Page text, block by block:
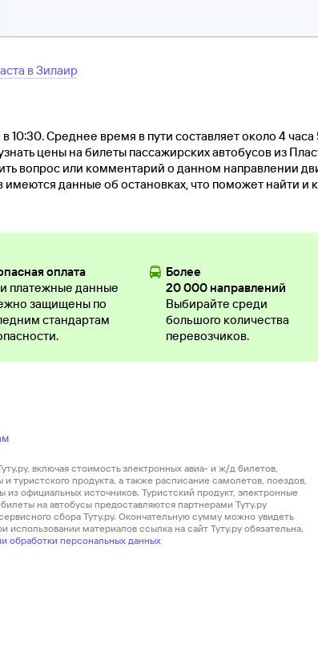
вЗилаир
10:30. Среднее время в пути составляет около 4
цены на билеты пассажирских автобусов из
вопрос или комментарий о данном направлении
данные об остановках, что поможет найти и
оплата
платежные данные
защищены по
стандартам
Более
20 000 направлений
Выбирайте среди
большого количества
перевозчиков.
включая стоимость электронных авиа- и ж/д билетов,
туристского продукта, а также расписание самолетов, поездов,
из официальных источников. Туристский продукт, электронные
на автобусы предоставляются партнерами Туту.ру
сбора Туту.ру. Окончательную сумму можно увидеть
использовании материалов ссылка на сайт Туту.ру обязательна.
персональных данных